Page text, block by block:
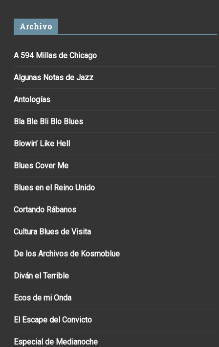
Archivo
A 594 Millas de Chicago
Algunas Notas de Jazz
Antologías
Bla Ble Bli Blo Blues
Blowin’ Like Hell
Blues Cover Me
Blues en el Reino Unido
Cortando Rábanos
Cultura Blues de Visita
De los Archivos de Kosmoblue
Diván el Terrible
Ecos de mi Onda
El Escape del Convicto
Especial de Medianoche